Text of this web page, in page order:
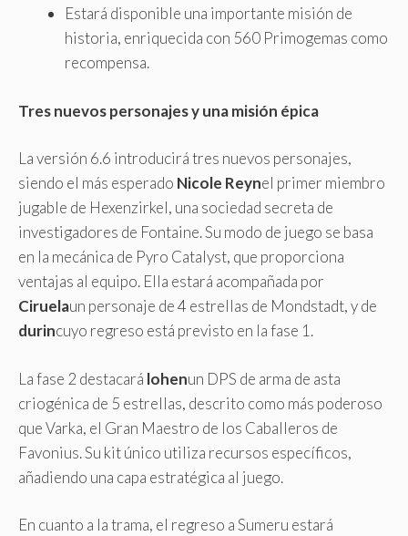
Estará disponible una importante misión de
historia, enriquecida con 560 Primogemas como
recompensa.
Tres nuevos personajes y una misión épica
La versión 6.6 introducirá tres nuevos personajes,
siendo el más esperado Nicole Reynel primer miembro
jugable de Hexenzirkel, una sociedad secreta de
investigadores de Fontaine. Su modo de juego se basa
en la mecánica de Pyro Catalyst, que proporciona
ventajas al equipo. Ella estará acompañada por
Ciruelaun personaje de 4 estrellas de Mondstadt, y de
durincuyo regreso está previsto en la fase 1.
La fase 2 destacará lohenun DPS de arma de asta
criogénica de 5 estrellas, descrito como más poderoso
que Varka, el Gran Maestro de los Caballeros de
Favonius. Su kit único utiliza recursos específicos,
añadiendo una capa estratégica al juego.
En cuanto a la trama, el regreso a Sumeru estará